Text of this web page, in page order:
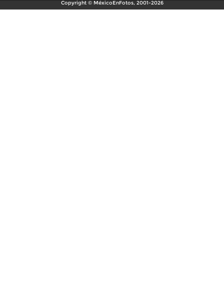
Copyright © MéxicoEnFotos, 2001-2026